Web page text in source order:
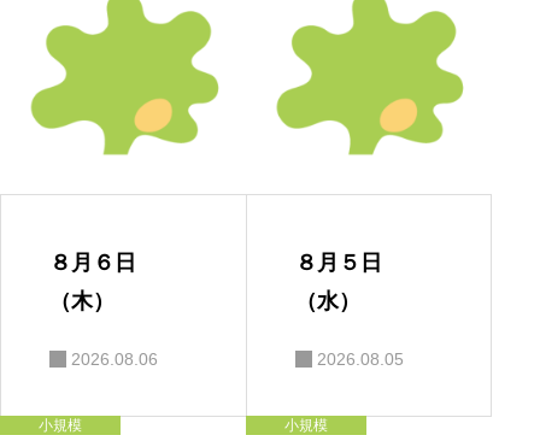
８月６日
（木）
2026.08.06
８月５日
（水）
2026.08.05
小規模 小規模